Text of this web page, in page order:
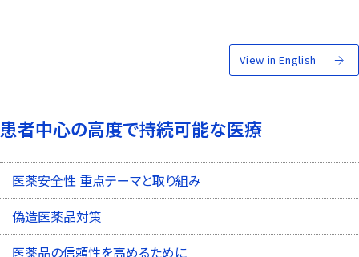
View in English
患者中心の高度で持続可能な医療
医薬安全性 重点テーマと取り組み
偽造医薬品対策
医薬品の信頼性を高めるために